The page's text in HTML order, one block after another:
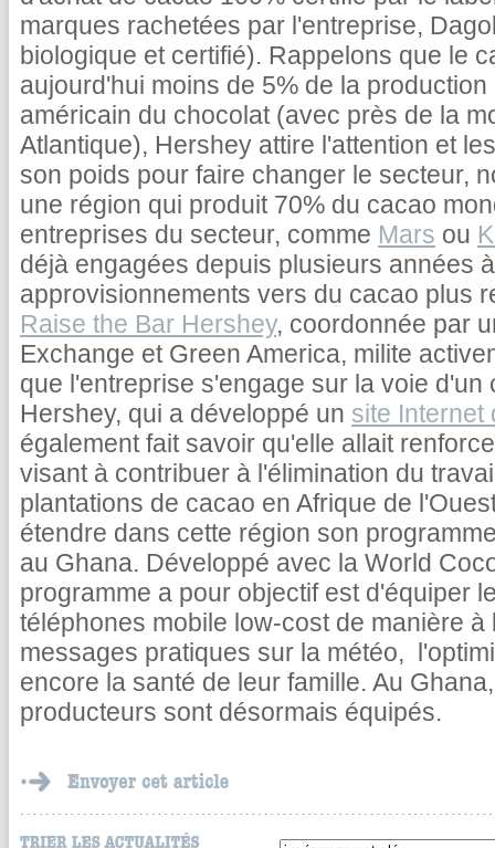
marques rachetées par l'entreprise,
biologique et certifié). Rappelons que le
aujourd'hui moins de 5% de la
américain du chocolat (avec près de la
Atlantique), Hershey attire l'attention et
son poids pour faire changer le secteur,
une région qui produit 70% du cacao
entreprises du secteur, comme Mars ou
déjà engagées depuis plusieurs années
approvisionnements vers du cacao plus
Raise the Bar Hershey, coordonnée par
Exchange et Green America, milite
que l'entreprise s'engage sur la voie
Hershey, qui a développé un site Internet
également fait savoir qu'elle allait
visant à contribuer à l'élimination du
plantations de cacao en Afrique de
étendre dans cette région son
au Ghana. Développé avec la World
programme a pour objectif est d'équiper
téléphones mobile low-cost de manière
messages pratiques sur la météo,
encore la santé de leur famille. Au
producteurs sont désormais équipés.